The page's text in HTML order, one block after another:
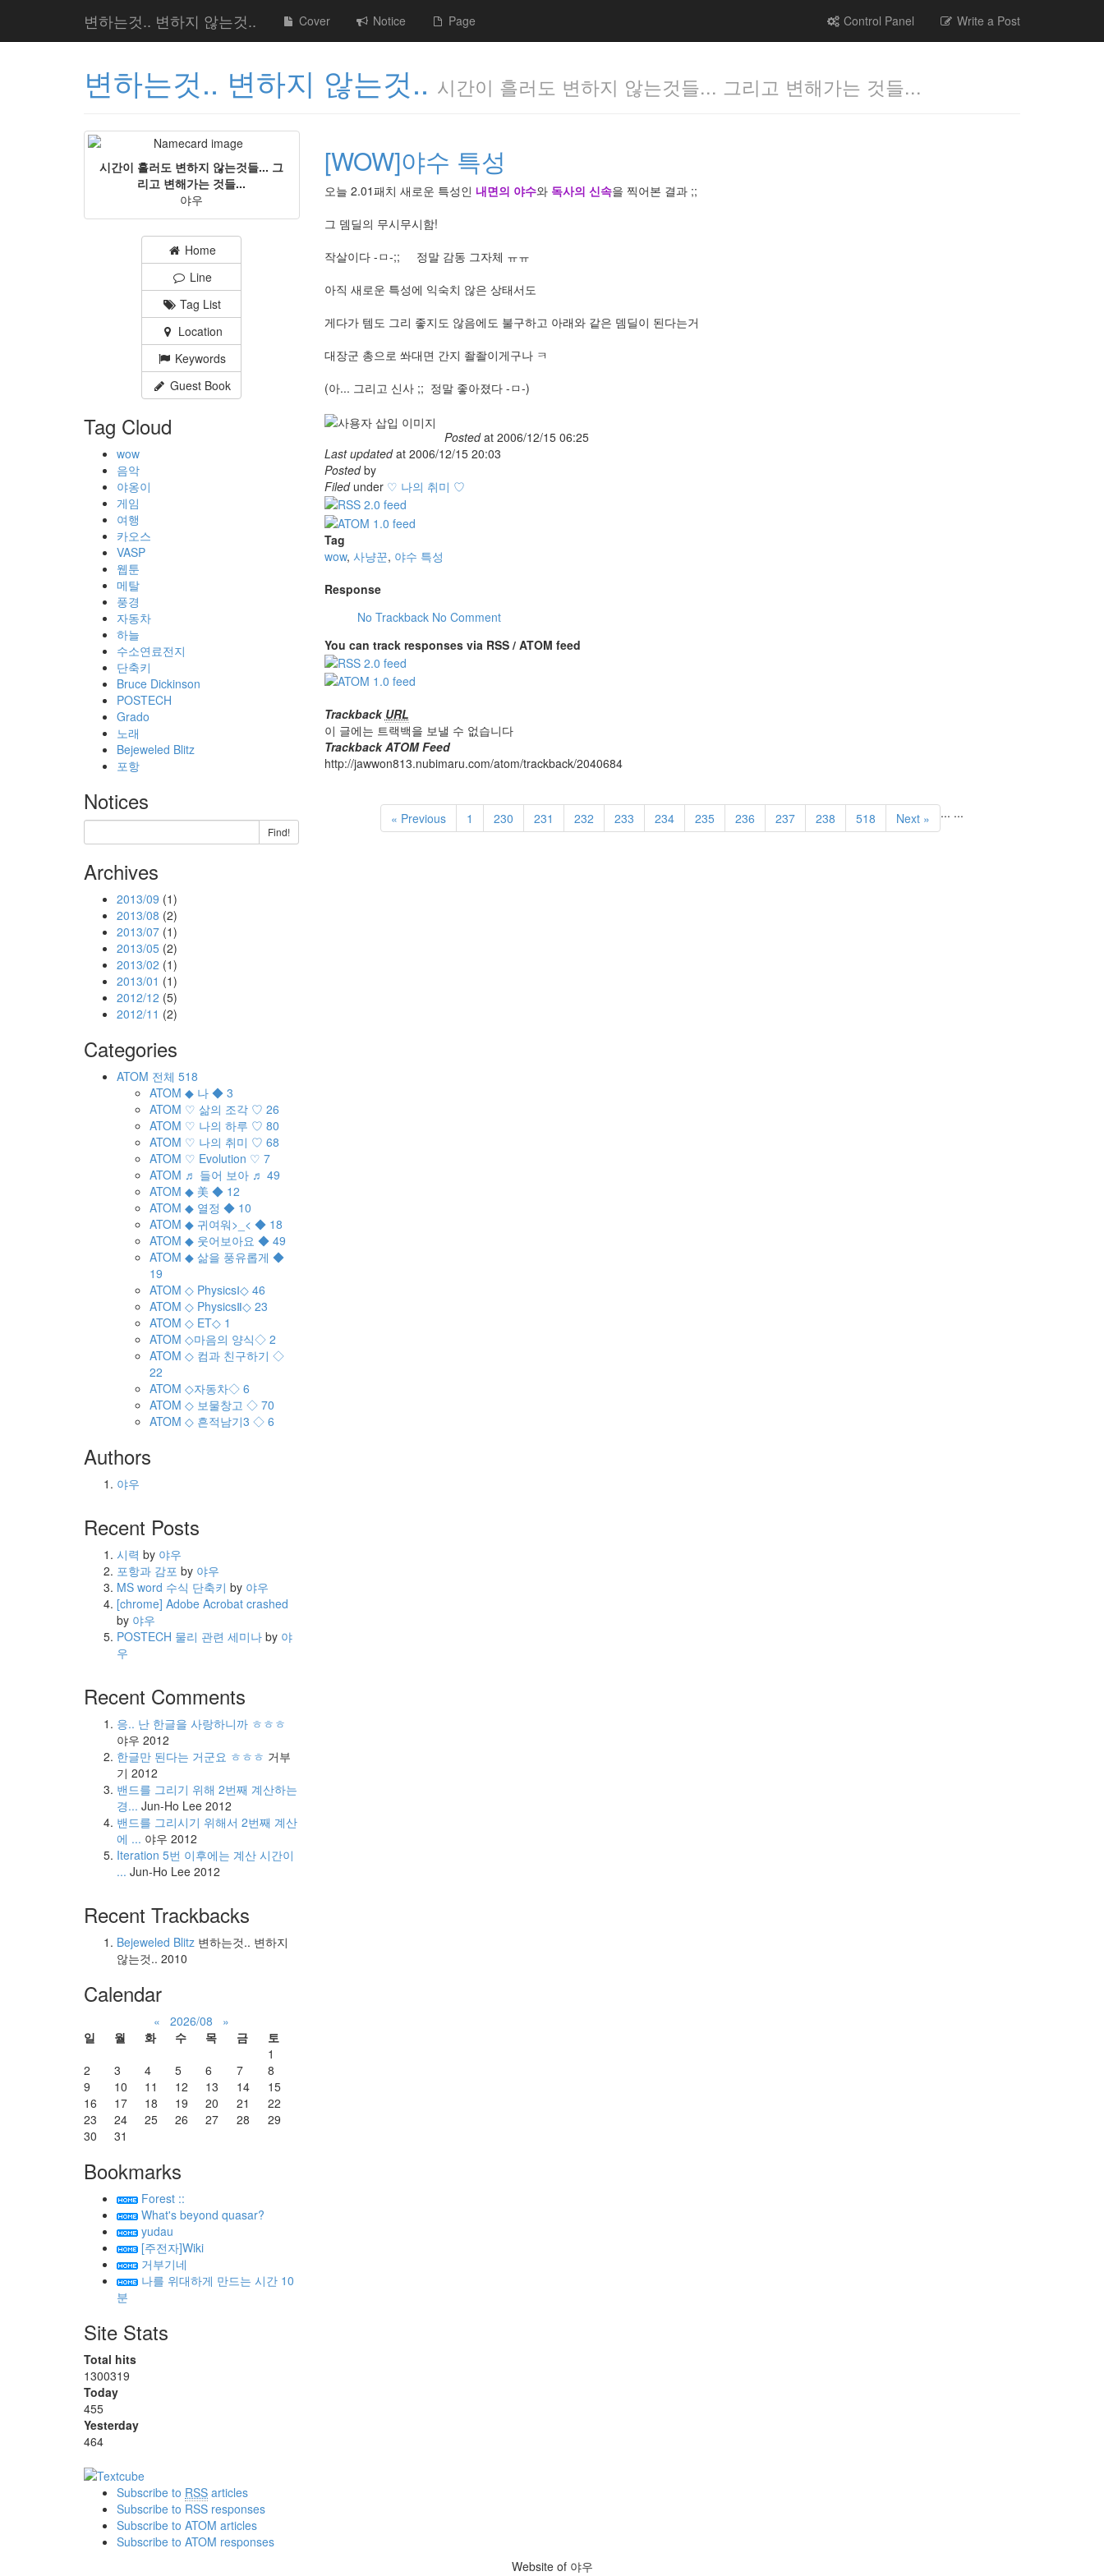
변하는것.. 변하지 않는것.. Cover Notice Page Control Panel Write a Post
변하는것.. 변하지 않는것.. 시간이 흘러도 변하지 않는것들... 그리고 변해가는 것들...
[WOW]야수 특성
오늘 2.01패치 새로운 특성인 내면의 야수와 독사의 신속을 찍어본 결과 ;;
그 뎀딜의 무시무시함!
작살이다 -ㅁ-;; 정말 감동 그자체 ㅠㅠ
아직 새로운 특성에 익숙치 않은 상태서도
게다가 템도 그리 좋지도 않음에도 불구하고 아래와 같은 뎀딜이 된다는거
대장군 총으로 쏴대면 간지 좔좔이게구나 ㅋ
(아... 그리고 신사 ;; 정말 좋아졌다 -ㅁ-)
Postedat 2006/12/15 06:25
Last updatedat 2006/12/15 20:03
Postedby
Filedunder ♡ 나의 취미 ♡
Tag
wow, 사냥꾼, 야수 특성
Response
No Trackback No Comment
You can track responses via RSS / ATOM feed
Trackback URL
이 글에는 트랙백을 보낼 수 없습니다
Trackback ATOM Feed
http://jawwon813.nubimaru.com/atom/trackback/2040684
« Previous 1 ...
230 231 232 233 234 235 236 237 238 ...
518 Next »
시간이 흘러도 변하지 않는것들... 그
리고 변해가는 것들...
야우
Home
Line
Tag List
Location
Keywords
Guest Book
Tag Cloud
wow
음악
야옹이
게임
여행
카오스
VASP
웹툰
메탈
풍경
자동차
하늘
수소연료전지
단축키
Bruce Dickinson
POSTECH
Grado
노래
Bejeweled Blitz
포항
Notices
Find!
Archives
2013/09 (1)
2013/08 (2)
2013/07 (1)
2013/05 (2)
2013/02 (1)
2013/01 (1)
2012/12 (5)
2012/11 (2)
Categories
ATOM 전체 518
ATOM ◆ 나 ◆ 3
ATOM ♡ 삶의 조각 ♡ 26
ATOM ♡ 나의 하루 ♡ 80
ATOM ♡ 나의 취미 ♡ 68
ATOM ♡ Evolution ♡ 7
ATOM ♬ 들어 보아 ♬ 49
ATOM ◆ 美 ◆ 12
ATOM ◆ 열정 ◆ 10
ATOM ◆ 귀여워>_< ◆ 18
ATOM ◆ 웃어보아요 ◆ 49
ATOM ◆ 삶을 풍유롭게 ◆
19
ATOM ◇ PhysicsⅠ◇ 46
ATOM ◇ PhysicsⅡ◇ 23
ATOM ◇ ET◇ 1
ATOM ◇마음의 양식◇ 2
ATOM ◇ 컴과 친구하기 ◇
22
ATOM ◇자동차◇ 6
ATOM ◇ 보물창고 ◇ 70
ATOM ◇ 흔적남기3 ◇ 6
Authors
야우
Recent Posts
시력 by 야우
포항과 감포 by 야우
MS word 수식 단축키 by 야우
[chrome] Adobe Acrobat crashed
by 야우
POSTECH 물리 관련 세미나 by 야
우
Recent Comments
응.. 난 한글을 사랑하니까 ㅎㅎㅎ
야우 2012
한글만 된다는 거군요 ㅎㅎㅎ 거부
기 2012
밴드를 그리기 위해 2번째 계산하는
경... Jun-Ho Lee 2012
밴드를 그리시기 위해서 2번째 계산
에 ... 야우 2012
Iteration 5번 이후에는 계산 시간이
... Jun-Ho Lee 2012
Recent Trackbacks
Bejeweled Blitz 변하는것.. 변하지
않는것.. 2010
Calendar
« 2026/08
»
일
월 화 수 목 금
토
1
2
3 4 5 6 7
8
9
10 11 12 13 14
15
16
17 18 19 20 21
22
23
24 25 26 27 28
29
30
31
Bookmarks
Forest ::
What's beyond quasar?
yudau
[주전자]Wiki
거부기네
나를 위대하게 만드는 시간 10
분
Site Stats
Total hits
1300319
Today
455
Yesterday
464
Subscribe to RSS articles
Subscribe to RSS responses
Subscribe to ATOM articles
Subscribe to ATOM responses
Website of 야우